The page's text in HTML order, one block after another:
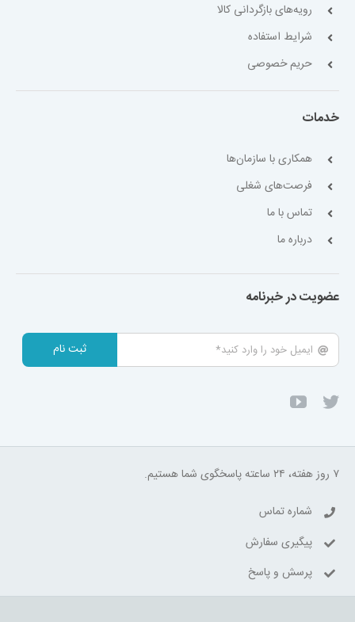
رویه‌های بازگردانی کالا
شرایط استفاده
حریم خصوصی
خدمات
همکاری با سازمان‌ها
فرصت‌های شغلی
تماس با ما
درباره ما
عضویت در خبرنامه
ثبت نام
۷ روز هفته، ۲۴ ساعته پاسخگوی شما هستیم.
شماره تماس
پیگیری سفارش
پرسش و پاسخ